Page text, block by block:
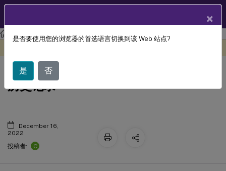
Linux 虚拟投递代理 Citrix Linux 虚拟投递代理 2210
Linux Virtual Delivery Agent 文档
历史记录
December 16,
2022
投稿者:
C
×
是否要使用您的浏览器的首选语言切换到该 Web 站点?
是 否